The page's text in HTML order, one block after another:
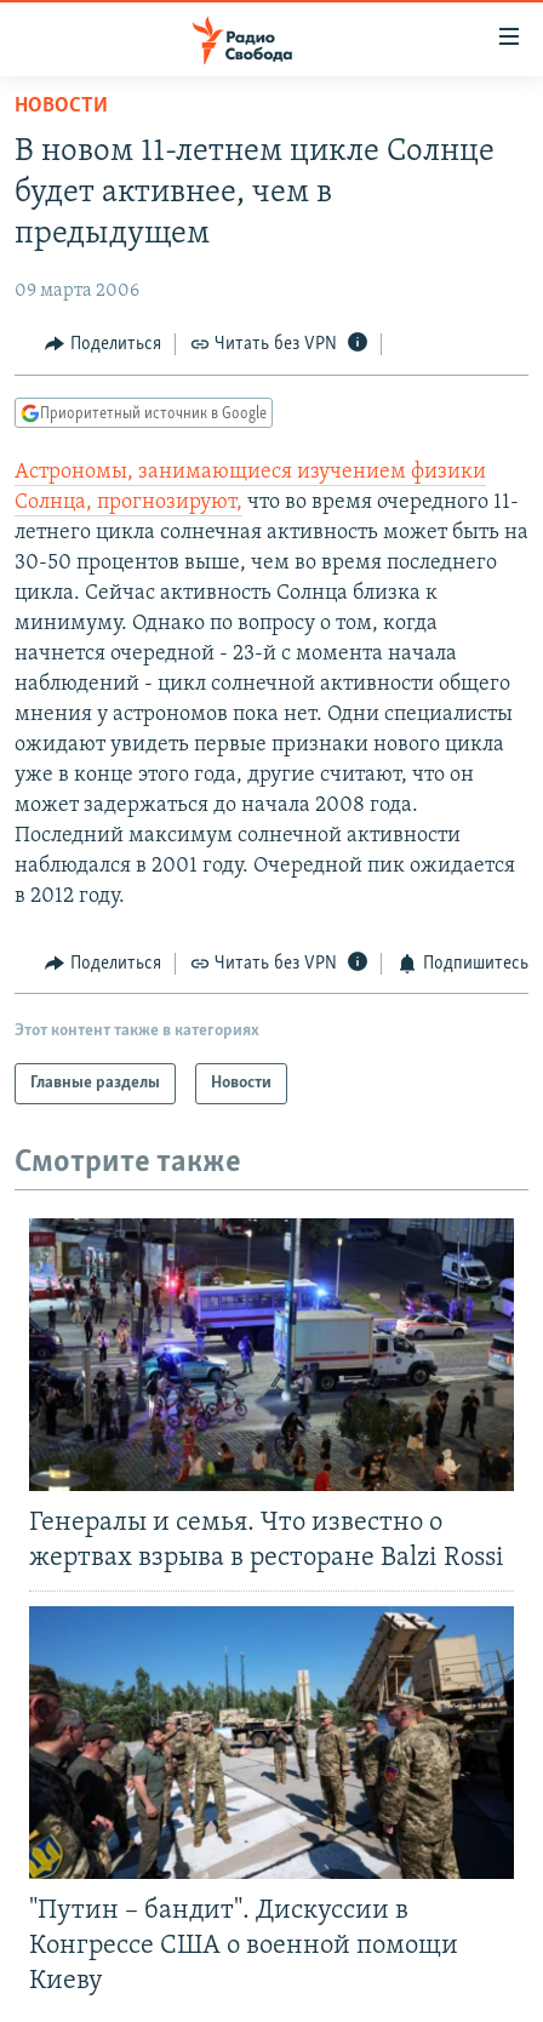
упрощенного
доступа
Вернуться
основному
Вернутся
Вернутся
поиску
ПОДКАСТЫ
АВТОРСКИЕ ПРОЕКТЫ
МНЕНИЯ
КУЛЬТУРА
КАВКАЗ.РЕАЛИИ
СЕВЕР.РЕАЛИИ
СИБИРЬ.РЕАЛИИ
РАСПИСАНИЕ ВЕЩАНИЯ
ПОДПИШИТЕСЬ НА РАССЫЛКУ
СОЦИАЛЬНЫЕ СЕТИ
Все сайты РСЕ/РС
НОВОСТИ
В новом 11-летнем цикле Солнце
будет активнее, чем в
предыдущем
09 марта 2006
Поделиться Читать без VPN
Приоритетный источник в Google
Астрономы, занимающиеся изучением физики
Солнца, прогнозируют, что во время очередного 11-
летнего цикла солнечная активность может быть на
30-50 процентов выше, чем во время последнего
цикла. Сейчас активность Солнца близка к
минимуму. Однако по вопросу о том, когда
начнется очередной - 23-й с момента начала
наблюдений - цикл солнечной активности общего
мнения у астрономов пока нет. Одни специалисты
ожидают увидеть первые признаки нового цикла
уже в конце этого года, другие считают, что он
может задержаться до начала 2008 года.
Последний максимум солнечной активности
наблюдался в 2001 году. Очередной пик ожидается
в 2012 году.
Поделиться Читать без VPN Подпишитесь
Этот контент также в категориях
Главные разделы Новости
Смотрите также
Генералы и семья. Что известно о
жертвах взрыва в ресторане Balzi Rossi
"Путин – бандит". Дискуссии в
Конгрессе США о военной помощи
Киеву